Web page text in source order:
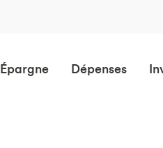
Épargne Dépenses